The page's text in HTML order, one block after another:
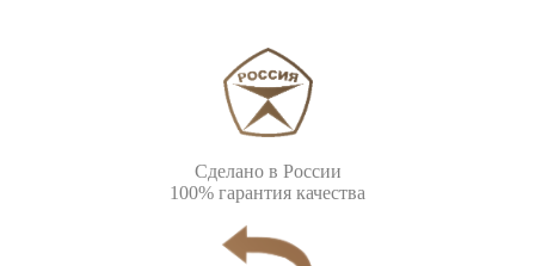
Сделано в России
100% гарантия качества